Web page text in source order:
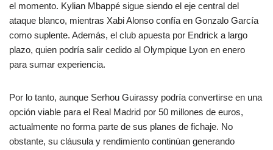
el momento. Kylian Mbappé sigue siendo el eje central del
ataque blanco, mientras Xabi Alonso confía en Gonzalo García
como suplente. Además, el club apuesta por Endrick a largo
plazo, quien podría salir cedido al Olympique Lyon en enero
para sumar experiencia.
Por lo tanto, aunque Serhou Guirassy podría convertirse en una
opción viable para el Real Madrid por 50 millones de euros,
actualmente no forma parte de sus planes de fichaje. No
obstante, su cláusula y rendimiento continúan generando